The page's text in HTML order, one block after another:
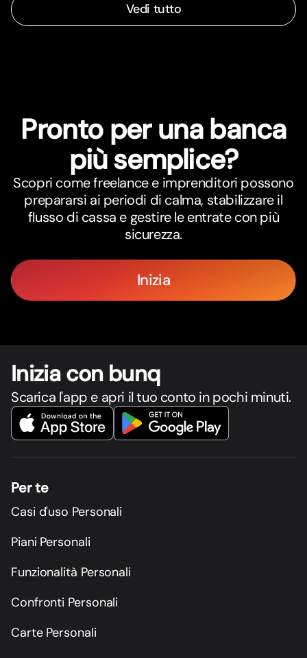
Vedi tutto
Pronto per una banca
più semplice?
Scopri come freelance e imprenditori possono
prepararsi ai periodi di calma, stabilizzare il
flusso di cassa e gestire le entrate con più
sicurezza.
Inizia
Inizia con bunq
Scarica l'app e apri il tuo conto in pochi minuti.
Per te
Casi d'uso Personali
Piani Personali
Funzionalità Personali
Confronti Personali
Carte Personali